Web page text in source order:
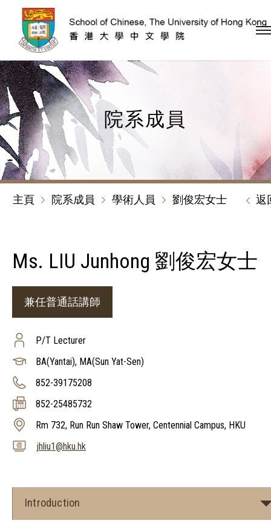
跳到內容（按回車鍵）
院系成員
主頁 院系成員 學術人員 劉俊宏女士 返
Ms. LIU Junhong 劉俊宏女士
兼任普通話講師
P/T Lecturer
BA(Yantai), MA(Sun Yat-Sen)
852-39175208
852-25485732
Rm 732, Run Run Shaw Tower, Centennial Campus, HKU
jhliu1@hku.hk
Introduction